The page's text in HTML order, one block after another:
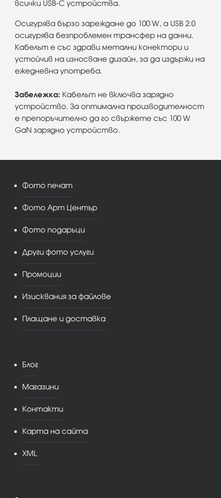
всички USB-C устройства.
Осигурява бързо зареждане до 100 W, а USB 2.0
осигурява безпроблемен трансфер на данни.
Кабелът е със здрави метални конектори и
устойчив на износване дизайн, за да издържи на
ежедневна употреба.
Забележка: Кабелът не включва зарядно
устройство. За оптимална производителност
е препоръчително да го свържете със 100 W
GaN зарядно устройство.
Фото печат
Фото Арт Център
Фото подаръци
Други фото услуги
Промоции
Изисквания за файлове
Плащане и доставка
Блог
Магазини
Контакти
Карта на сайта
XML